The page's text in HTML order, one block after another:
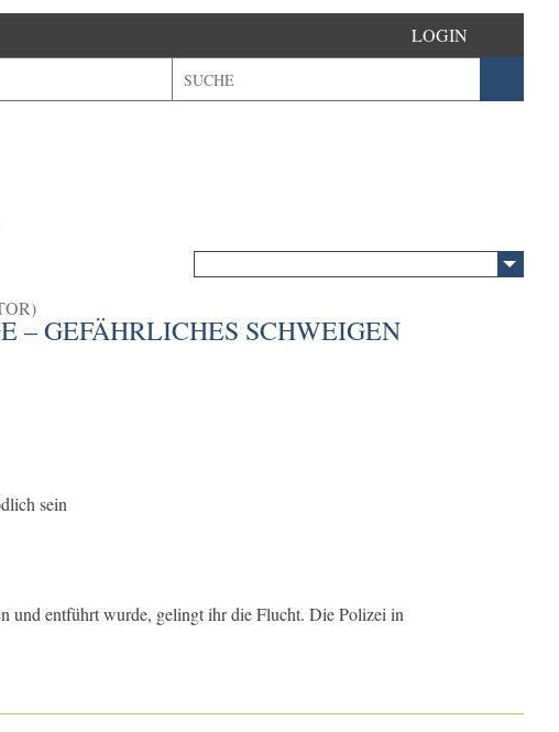
LOGIN
– GEFÄHRLICHES SCHWEIGEN
sein
und entführt wurde, gelingt ihr die Flucht. Die Polizei in